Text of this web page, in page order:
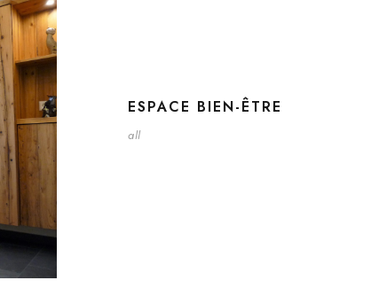
ESPACE BIEN-ÊTRE
all